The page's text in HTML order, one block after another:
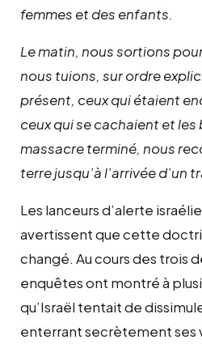
femmes et des enfants.
Le matin, nous sortions
nous tuions, sur ordre
présent, ceux qui étaient
ceux qui se cachaient et les
massacre terminé, nous
terre jusqu’à l’arrivée d’un
Les lanceurs d’alerte
avertissent que cette
changé. Au cours des trois
enquêtes ont montré à
qu’Israël tentait de
enterrant secrètement ses